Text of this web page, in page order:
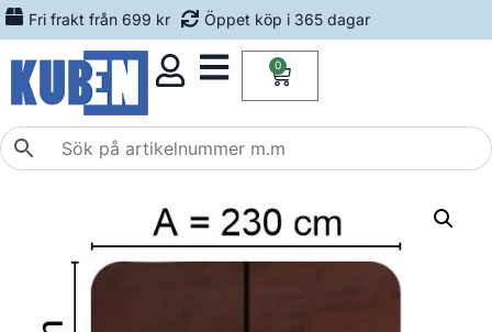
Fri frakt från 699 kr Öppet köp i 365 dagar
0